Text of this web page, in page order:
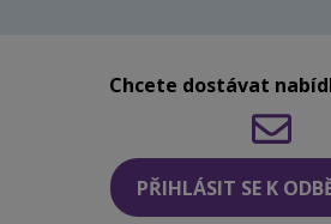
Chcete dostávat
PŘIHLÁSIT SE K